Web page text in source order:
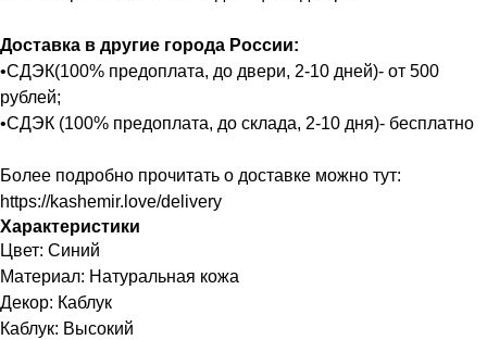
Доставка в другие города России:
•СДЭК(100% предоплата, до двери, 2-10 дней)- от 500
рублей;
•СДЭК (100% предоплата, до склада, 2-10 дня)- бесплатно
Более подробно прочитать о доставке можно тут:
https://kashemir.love/delivery
Характеристики
Цвет: Синий
Материал: Натуральная кожа
Декор: Каблук
Каблук: Высокий